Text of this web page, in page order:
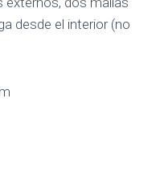
desde el interior (no